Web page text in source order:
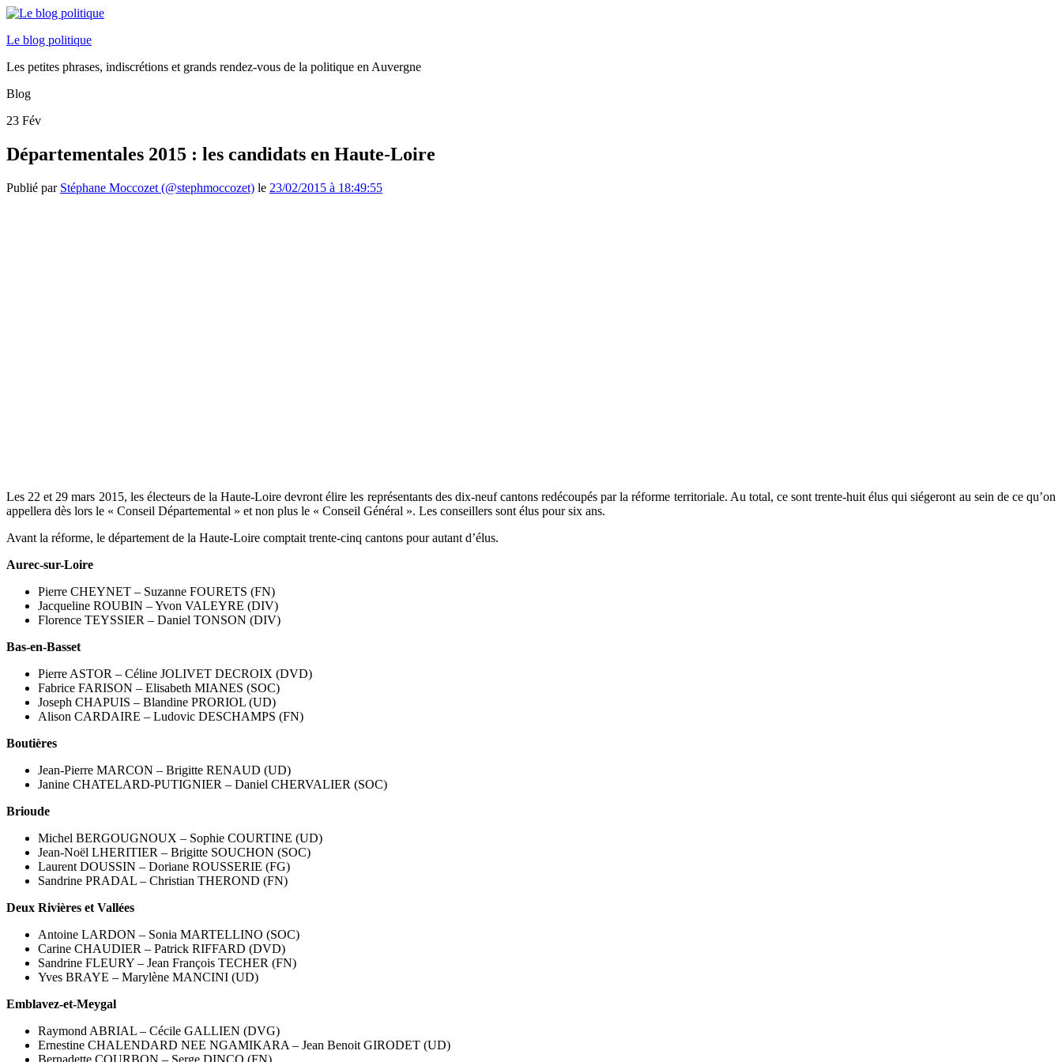
Le blog politique
Les petites phrases, indiscrétions et grands rendez-vous de la politique en Auvergne
Blog
23 Fév
Départementales 2015 : les candidats en Haute-Loire
Publié par Stéphane Moccozet (@stephmoccozet) le 23/02/2015 à 18:49:55
Les 22 et 29 mars 2015, les électeurs de la Haute-Loire devront élire les représentants des dix-neuf cantons redécoupés par la réforme territoriale. Au total, ce sont trente-huit élus qui siégeront au sein de ce qu’on
appellera dès lors le « Conseil Départemental » et non plus le « Conseil Général ». Les conseillers sont élus pour six ans.
Avant la réforme, le département de la Haute-Loire comptait trente-cinq cantons pour autant d’élus.
Aurec-sur-Loire
Pierre CHEYNET – Suzanne FOURETS (FN)
Jacqueline ROUBIN – Yvon VALEYRE (DIV)
Florence TEYSSIER – Daniel TONSON (DIV)
Bas-en-Basset
Pierre ASTOR – Céline JOLIVET DECROIX (DVD)
Fabrice FARISON – Elisabeth MIANES (SOC)
Joseph CHAPUIS – Blandine PRORIOL (UD)
Alison CARDAIRE – Ludovic DESCHAMPS (FN)
Boutières
Jean-Pierre MARCON – Brigitte RENAUD (UD)
Janine CHATELARD-PUTIGNIER – Daniel CHERVALIER (SOC)
Brioude
Michel BERGOUGNOUX – Sophie COURTINE (UD)
Jean-Noël LHERITIER – Brigitte SOUCHON (SOC)
Laurent DOUSSIN – Doriane ROUSSERIE (FG)
Sandrine PRADAL – Christian THEROND (FN)
Deux Rivières et Vallées
Antoine LARDON – Sonia MARTELLINO (SOC)
Carine CHAUDIER – Patrick RIFFARD (DVD)
Sandrine FLEURY – Jean François TECHER (FN)
Yves BRAYE – Marylène MANCINI (UD)
Emblavez-et-Meygal
Raymond ABRIAL – Cécile GALLIEN (DVG)
Ernestine CHALENDARD NEE NGAMIKARA – Jean Benoit GIRODET (UD)
Bernadette COURBON – Serge DINCQ (FN)